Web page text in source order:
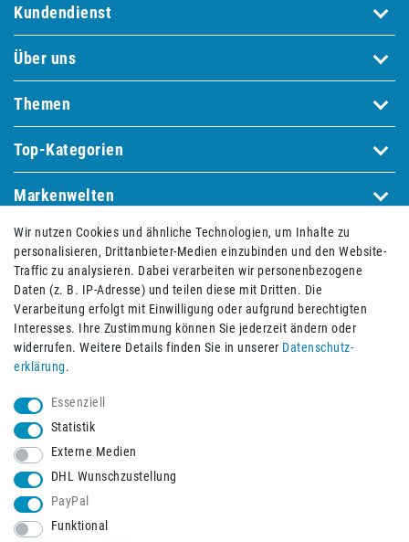
Kundendienst
Über uns
Themen
Top-Kategorien
Markenwelten
Bequem und sicher bezahlen mit
Wir nutzen Cookies und ähnliche Technologien, um Inhalte zu
personalisieren, Drittanbieter-Medien einzubinden und den Website-
Traffic zu analysieren. Dabei verarbeiten wir personenbezogene
Daten (z. B. IP-Adresse) und teilen diese mit Dritten. Die
Verarbeitung erfolgt mit Einwilligung oder aufgrund berechtigten
Interesses. Ihre Zustimmung können Sie jederzeit ändern oder
widerrufen. Weitere Details finden Sie in unserer Daten­schutz­
erklärung.
Essenziell
Statistik
Externe Medien
DHL Wunschzustellung
PayPal
Funktional